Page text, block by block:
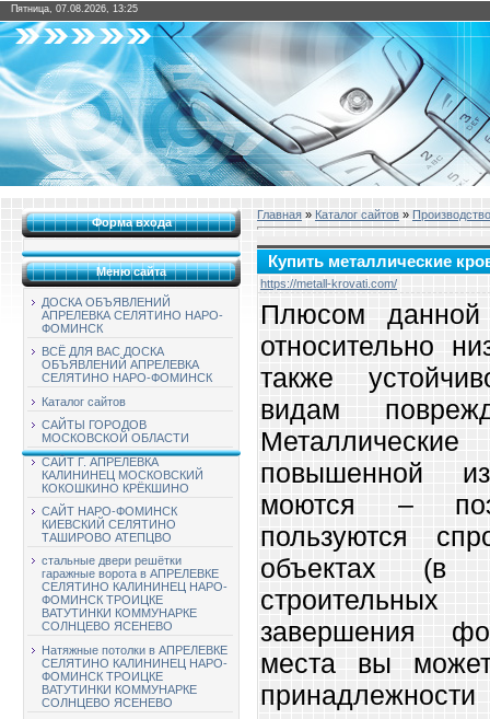
Пятница, 07.08.2026, 13:25
Форма входа
Меню сайта
ДОСКА ОБЪЯВЛЕНИЙ
АПРЕЛЕВКА СЕЛЯТИНО НАРО-
ФОМИНСК
ВСЁ ДЛЯ ВАС ДОСКА
ОБЪЯВЛЕНИЙ АПРЕЛЕВКА
СЕЛЯТИНО НАРО-ФОМИНСК
Каталог сайтов
САЙТЫ ГОРОДОВ
МОСКОВСКОЙ ОБЛАСТИ
САЙТ Г. АПРЕЛЕВКА
КАЛИНИНЕЦ МОСКОВСКИЙ
КОКОШКИНО КРЁКШИНО
САЙТ НАРО-ФОМИНСК
КИЕВСКИЙ СЕЛЯТИНО
ТАШИРОВО АТЕПЦВО
стальные двери решётки
гаражные ворота в АПРЕЛЕВКЕ
СЕЛЯТИНО КАЛИНИНЕЦ НАРО-
ФОМИНСК ТРОИЦКЕ
ВАТУТИНКИ КОММУНАРКЕ
СОЛНЦЕВО ЯСЕНЕВО
Натяжные потолки в АПРЕЛЕВКЕ
СЕЛЯТИНО КАЛИНИНЕЦ НАРО-
ФОМИНСК ТРОИЦКЕ
ВАТУТИНКИ КОММУНАРКЕ
СОЛНЦЕВО ЯСЕНЕВО
Главная » Каталог сайтов » Производство
Купить металлические
https://metall-krovati.com/
Плюсом данной
относительно
также
видам
повышенной
моются –
пользуются
объектах (в
завершения
места вы